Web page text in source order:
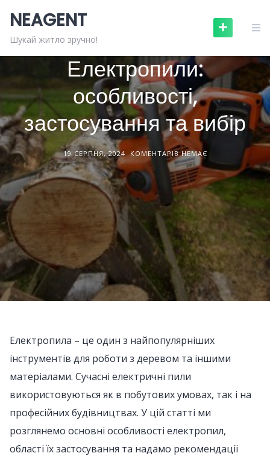
content
NEAGENT
Шукай житло зручно!БУДІВЕЛЬНЕ ОБЛАДНАННЯ
Електропили:
особливості,
застосування та вибір
19 СЕРПНЯ, 2024 КОМЕНТАРІВ НЕМАЄ
Електропила – це один з найпопулярніших
інструментів для роботи з деревом та іншими
матеріалами. Сучасні електричні пили
використовуються як в побутових умовах, так і на
професійних будівництвах. У цій статті ми
розглянемо основні особливості електропил,
області їх застосування та надамо рекомендації